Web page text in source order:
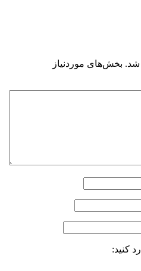
شد. بخش‌های موردنیاز
کنید: